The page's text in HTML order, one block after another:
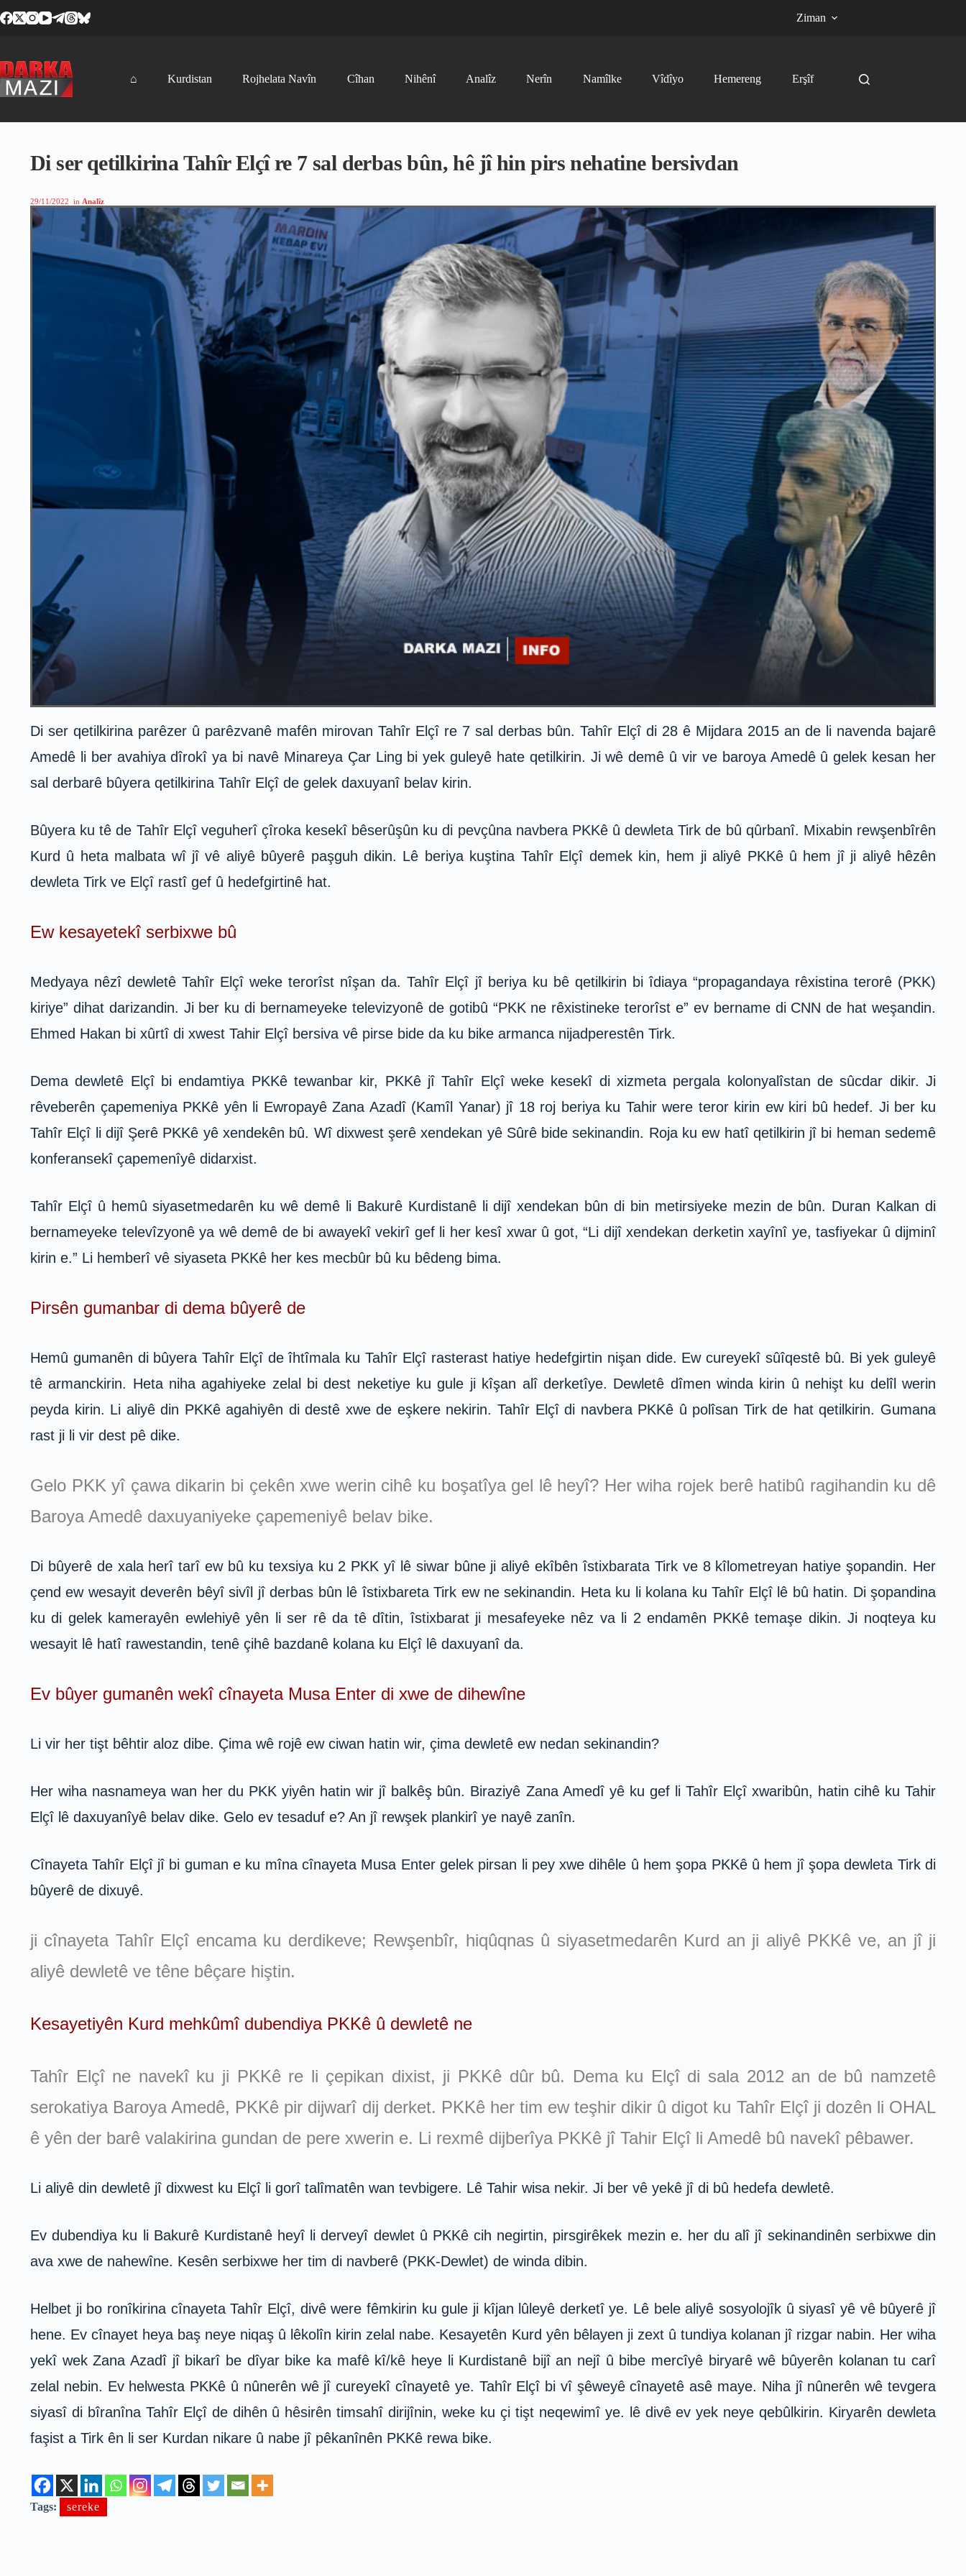
to
Ziman
⌂ Kurdistan Rojhelata Navîn Cîhan Nihênî Analîz Nerîn Namîlke Vîdîyo Hemereng Erşîf
Di ser qetilkirina Tahîr Elçî re 7 sal derbas bûn, hê jî hin pirs nehatine bersivdan
29/11/2022 in Analîz
Di ser qetilkirina parêzer û parêzvanê mafên mirovan Tahîr Elçî re 7 sal derbas bûn. Tahîr Elçî di 28 ê Mijdara 2015 an de li navenda bajarê
Amedê li ber avahiya dîrokî ya bi navê Minareya Çar Ling bi yek guleyê hate qetilkirin. Ji wê demê û vir ve baroya Amedê û gelek kesan her
sal derbarê bûyera qetilkirina Tahîr Elçî de gelek daxuyanî belav kirin.
Bûyera ku tê de Tahîr Elçî veguherî çîroka kesekî bêserûşûn ku di pevçûna navbera PKKê û dewleta Tirk de bû qûrbanî. Mixabin rewşenbîrên
Kurd û heta malbata wî jî vê aliyê bûyerê paşguh dikin. Lê beriya kuştina Tahîr Elçî demek kin, hem ji aliyê PKKê û hem jî ji aliyê hêzên
dewleta Tirk ve Elçî rastî gef û hedefgirtinê hat.
Ew kesayetekî serbixwe bû
Medyaya nêzî dewletê Tahîr Elçî weke terorîst nîşan da. Tahîr Elçî jî beriya ku bê qetilkirin bi îdiaya “propagandaya rêxistina terorê (PKK)
kiriye” dihat darizandin. Ji ber ku di bernameyeke televizyonê de gotibû “PKK ne rêxistineke terorîst e” ev bername di CNN de hat weşandin.
Ehmed Hakan bi xûrtî di xwest Tahir Elçî bersiva vê pirse bide da ku bike armanca nijadperestên Tirk.
Dema dewletê Elçî bi endamtiya PKKê tewanbar kir, PKKê jî Tahîr Elçî weke kesekî di xizmeta pergala kolonyalîstan de sûcdar dikir. Ji
rêveberên çapemeniya PKKê yên li Ewropayê Zana Azadî (Kamîl Yanar) jî 18 roj beriya ku Tahir were teror kirin ew kiri bû hedef. Ji ber ku
Tahîr Elçî li dijî Şerê PKKê yê xendekên bû. Wî dixwest şerê xendekan yê Sûrê bide sekinandin. Roja ku ew hatî qetilkirin jî bi heman sedemê
konferansekî çapemenîyê didarxist.
Tahîr Elçî û hemû siyasetmedarên ku wê demê li Bakurê Kurdistanê li dijî xendekan bûn di bin metirsiyeke mezin de bûn. Duran Kalkan di
bernameyeke televîzyonê ya wê demê de bi awayekî vekirî gef li her kesî xwar û got, “Li dijî xendekan derketin xayînî ye, tasfiyekar û dijminî
kirin e.” Li hemberî vê siyaseta PKKê her kes mecbûr bû ku bêdeng bima.
Pirsên gumanbar di dema bûyerê de
Hemû gumanên di bûyera Tahîr Elçî de îhtîmala ku Tahîr Elçî rasterast hatiye hedefgirtin nişan dide. Ew cureyekî sûîqestê bû. Bi yek guleyê
tê armanckirin. Heta niha agahiyeke zelal bi dest neketiye ku gule ji kîşan alî derketîye. Dewletê dîmen winda kirin û nehişt ku delîl werin
peyda kirin. Li aliyê din PKKê agahiyên di destê xwe de eşkere nekirin. Tahîr Elçî di navbera PKKê û polîsan Tirk de hat qetilkirin. Gumana
rast ji li vir dest pê dike.
Gelo PKK yî çawa dikarin bi çekên xwe werin cihê ku boşatîya gel lê heyî? Her wiha rojek berê hatibû ragihandin ku dê
Baroya Amedê daxuyaniyeke çapemeniyê belav bike.
Di bûyerê de xala herî tarî ew bû ku texsiya ku 2 PKK yî lê siwar bûne ji aliyê ekîbên îstixbarata Tirk ve 8 kîlometreyan hatiye şopandin. Her
çend ew wesayit deverên bêyî sivîl jî derbas bûn lê îstixbareta Tirk ew ne sekinandin. Heta ku li kolana ku Tahîr Elçî lê bû hatin. Di şopandina
ku di gelek kamerayên ewlehiyê yên li ser rê da tê dîtin, îstixbarat ji mesafeyeke nêz va li 2 endamên PKKê temaşe dikin. Ji noqteya ku
wesayit lê hatî rawestandin, tenê çihê bazdanê kolana ku Elçî lê daxuyanî da.
Ev bûyer gumanên wekî cînayeta Musa Enter di xwe de dihewîne
Li vir her tişt bêhtir aloz dibe. Çima wê rojê ew ciwan hatin wir, çima dewletê ew nedan sekinandin?
Her wiha nasnameya wan her du PKK yiyên hatin wir jî balkêş bûn. Biraziyê Zana Amedî yê ku gef li Tahîr Elçî xwaribûn, hatin cihê ku Tahir
Elçî lê daxuyanîyê belav dike. Gelo ev tesaduf e? An jî rewşek plankirî ye nayê zanîn.
Cînayeta Tahîr Elçî jî bi guman e ku mîna cînayeta Musa Enter gelek pirsan li pey xwe dihêle û hem şopa PKKê û hem jî şopa dewleta Tirk di
bûyerê de dixuyê.
ji cînayeta Tahîr Elçî encama ku derdikeve; Rewşenbîr, hiqûqnas û siyasetmedarên Kurd an ji aliyê PKKê ve, an jî ji
aliyê dewletê ve têne bêçare hiştin.
Kesayetiyên Kurd mehkûmî dubendiya PKKê û dewletê ne
Tahîr Elçî ne navekî ku ji PKKê re li çepikan dixist, ji PKKê dûr bû. Dema ku Elçî di sala 2012 an de bû namzetê
serokatiya Baroya Amedê, PKKê pir dijwarî dij derket. PKKê her tim ew teşhir dikir û digot ku Tahîr Elçî ji dozên li OHAL
ê yên der barê valakirina gundan de pere xwerin e. Li rexmê dijberîya PKKê jî Tahir Elçî li Amedê bû navekî pêbawer.
Li aliyê din dewletê jî dixwest ku Elçî li gorî talîmatên wan tevbigere. Lê Tahir wisa nekir. Ji ber vê yekê jî di bû hedefa dewletê.
Ev dubendiya ku li Bakurê Kurdistanê heyî li derveyî dewlet û PKKê cih negirtin, pirsgirêkek mezin e. her du alî jî sekinandinên serbixwe din
ava xwe de nahewîne. Kesên serbixwe her tim di navberê (PKK-Dewlet) de winda dibin.
Helbet ji bo ronîkirina cînayeta Tahîr Elçî, divê were fêmkirin ku gule ji kîjan lûleyê derketî ye. Lê bele aliyê sosyolojîk û siyasî yê vê bûyerê jî
hene. Ev cînayet heya baş neye niqaş û lêkolîn kirin zelal nabe. Kesayetên Kurd yên bêlayen ji zext û tundiya kolanan jî rizgar nabin. Her wiha
yekî wek Zana Azadî jî bikarî be dîyar bike ka mafê kî/kê heye li Kurdistanê bijî an nejî û bibe mercîyê biryarê wê bûyerên kolanan tu carî
zelal nebin. Ev helwesta PKKê û nûnerên wê jî cureyekî cînayetê ye. Tahîr Elçî bi vî şêweyê cînayetê asê maye. Niha jî nûnerên wê tevgera
siyasî di bîranîna Tahîr Elçî de dihên û hêsirên timsahî dirijînin, weke ku çi tişt neqewimî ye. lê divê ev yek neye qebûlkirin. Kiryarên dewleta
faşist a Tirk ên li ser Kurdan nikare û nabe jî pêkanînên PKKê rewa bike.
Tags: sereke